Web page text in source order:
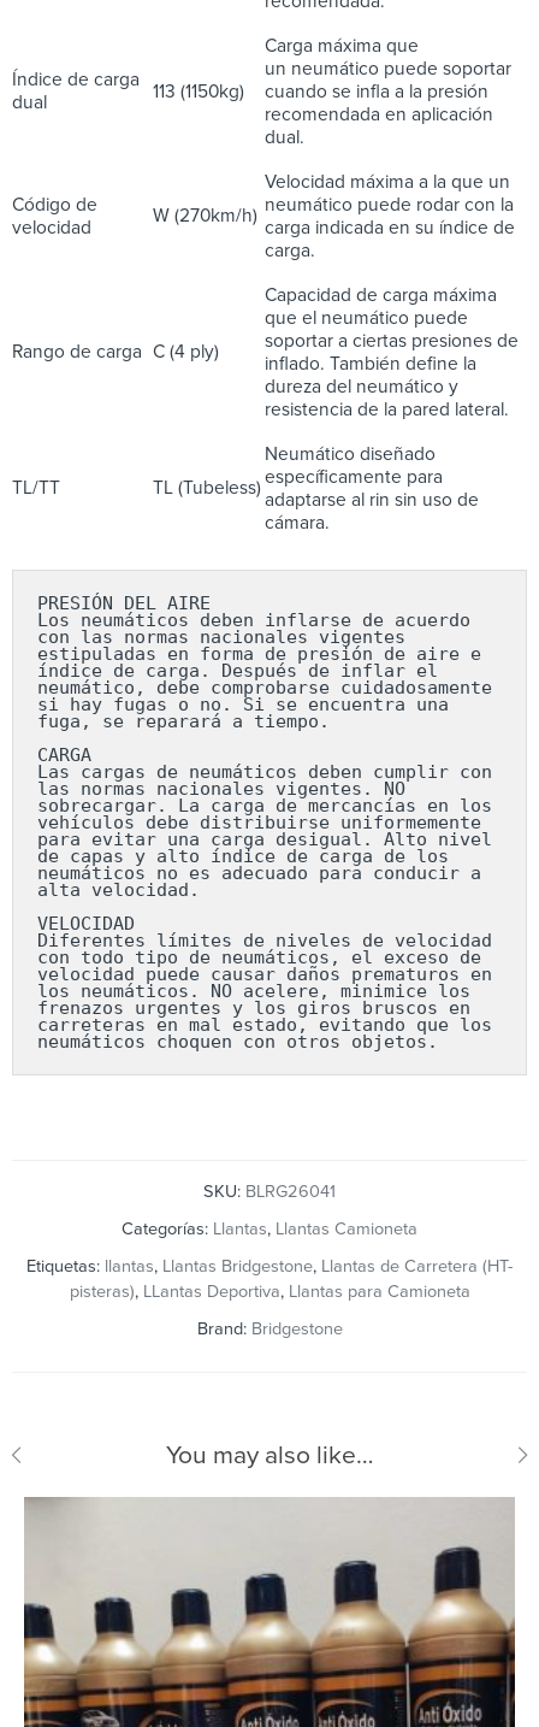
Índice de carga
dual
113 (1150kg)
Carga máxima que
un neumático puede soportar
cuando se infla a la presión
recomendada en aplicación
dual.
Código de
velocidad
W (270km/h)
Velocidad máxima a la que un
neumático puede rodar con la
carga indicada en su índice de
carga.
Rango de carga C (4 ply)
Capacidad de carga máxima
que el neumático puede
soportar a ciertas presiones de
inflado. También define la
dureza del neumático y
resistencia de la pared lateral.
TL/TT TL (Tubeless)
Neumático diseñado
específicamente para
adaptarse al rin sin uso de
cámara.
PRESIÓN DEL AIRE
Los neumáticos deben inflarse de acuerdo
con las normas nacionales vigentes
estipuladas en forma de presión de aire e
índice de carga. Después de inflar el
neumático, debe comprobarse cuidadosamente
si hay fugas o no. Si se encuentra una
fuga, se reparará a tiempo.
CARGA
Las cargas de neumáticos deben cumplir con
las normas nacionales vigentes. NO
sobrecargar. La carga de mercancías en los
vehículos debe distribuirse uniformemente
para evitar una carga desigual. Alto nivel
de capas y alto índice de carga de los
neumáticos no es adecuado para conducir a
alta velocidad.
VELOCIDAD
Diferentes límites de niveles de velocidad
con todo tipo de neumáticos, el exceso de
velocidad puede causar daños prematuros en
los neumáticos. NO acelere, minimice los
frenazos urgentes y los giros bruscos en
carreteras en mal estado, evitando que los
neumáticos choquen con otros objetos.
SKU: BLRG26041
Categorías: Llantas, Llantas Camioneta
Etiquetas: llantas, Llantas Bridgestone, Llantas de Carretera (HT-
pisteras), LLantas Deportiva, Llantas para Camioneta
Brand: Bridgestone
You may also like…